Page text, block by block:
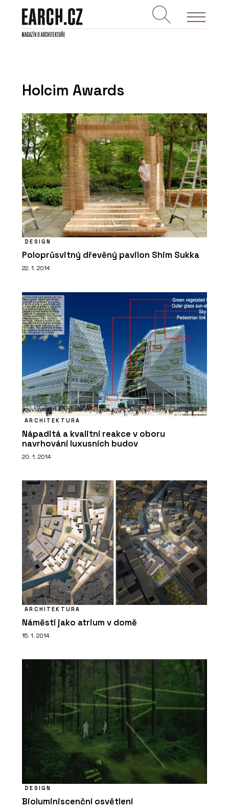
Holcim Awards
DESIGN
Poloprůsvitný dřevěný pavilon Shim Sukka
22. 1. 2014
ARCHITEKTURA
Nápaditá a kvalitní reakce v oboru
navrhování luxusních budov
20. 1. 2014
ARCHITEKTURA
Náměstí jako atrium v domě
15. 1. 2014
DESIGN
Bioluminiscenční osvětlení